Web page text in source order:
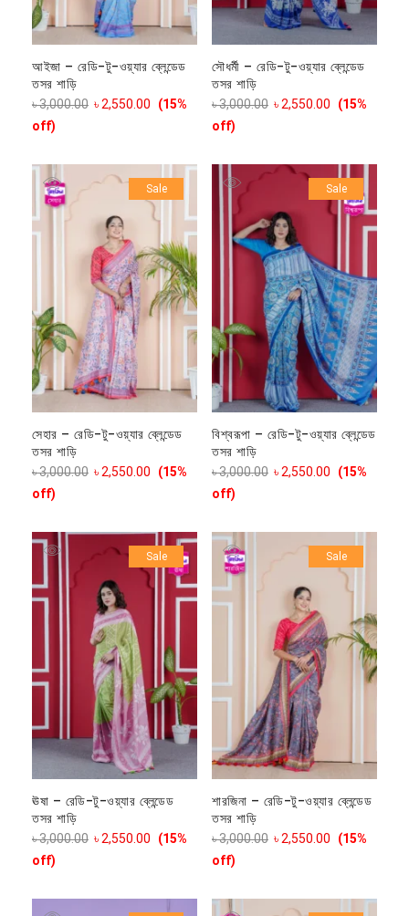
আইজা – রেডি-টু-ওয়্যার ব্লেন্ডেড
তসর শাড়ি
৳3,000.00 ৳ 2,550.00
(15%
off)
সৌধর্মী – রেডি-টু-ওয়্যার ব্লেন্ডেড
তসর শাড়ি
৳3,000.00 ৳ 2,550.00
(15%
off)
Sale
সেহার – রেডি-টু-ওয়্যার ব্লেন্ডেড
তসর শাড়ি
৳3,000.00 ৳ 2,550.00
(15%
off)
Sale
বিশ্বরূপা – রেডি-টু-ওয়্যার ব্লেন্ডেড
তসর শাড়ি
৳3,000.00 ৳ 2,550.00
(15%
off)
Sale
ঊষা – রেডি-টু-ওয়্যার ব্লেন্ডেড
তসর শাড়ি
৳3,000.00 ৳ 2,550.00
(15%
off)
Sale
শারজিনা – রেডি-টু-ওয়্যার ব্লেন্ডেড
তসর শাড়ি
৳3,000.00 ৳ 2,550.00
(15%
off)